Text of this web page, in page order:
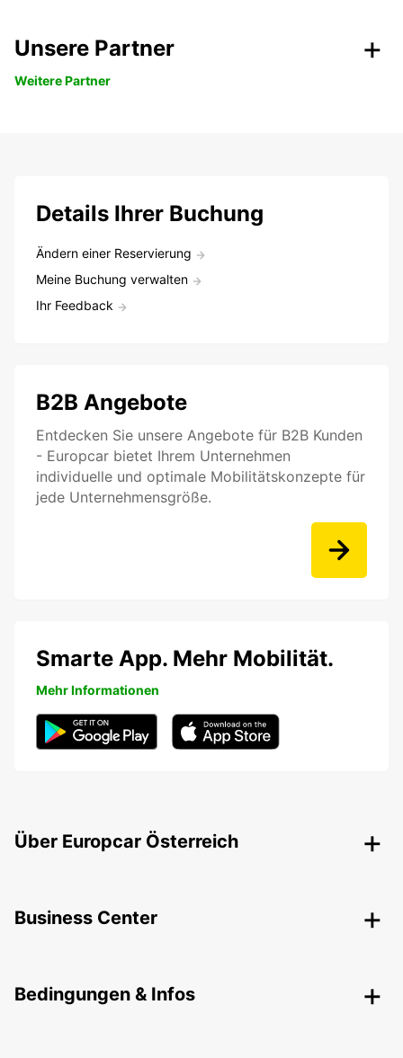
Unsere Partner
Weitere Partner
Details Ihrer Buchung
Ändern einer Reservierung
Meine Buchung verwalten
Ihr Feedback
B2B Angebote
Entdecken Sie unsere Angebote für B2B Kunden
- Europcar bietet Ihrem Unternehmen
individuelle und optimale Mobilitätskonzepte für
jede Unternehmensgröße.
Smarte App. Mehr Mobilität.
Mehr Informationen
Über Europcar Österreich
Business Center
Bedingungen & Infos